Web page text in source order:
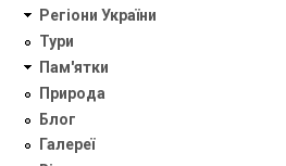
Регіони України
Тури
Пам'ятки
Природа
Блог
Галереї